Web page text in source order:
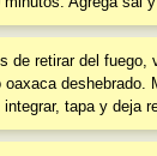
de retirar del fuego,
oaxaca deshebrado.
integrar, tapa y deja